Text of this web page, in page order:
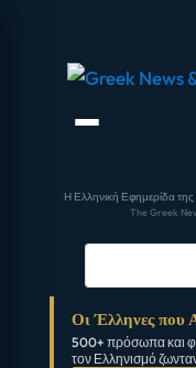
Η Ελληνική Εφημερίδα της
The Greek
Οι Έλληνες που
500+ πρόσωπα και
τον Ελληνισμό